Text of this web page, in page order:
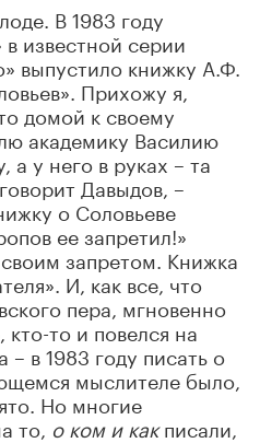
В 1983 году
известной серии
выпустило книжку А.Ф.
Прихожу я,
домой к своему
академику Василию
а у него в руках – та
Давыдов, –
о Соловьеве
ее запретил!»
запретом. Книжка
И, как все, что
пера, мгновенно
то и повелся на
– в 1983 году писать о
мыслителе было,
Но многие
то, о ком и какписали,